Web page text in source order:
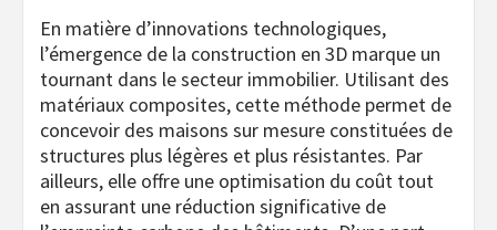
En matière d’innovations technologiques,
l’émergence de la construction en 3D marque un
tournant dans le secteur immobilier. Utilisant des
matériaux composites, cette méthode permet de
concevoir des maisons sur mesure constituées de
structures plus légères et plus résistantes. Par
ailleurs, elle offre une optimisation du coût tout
en assurant une réduction significative de